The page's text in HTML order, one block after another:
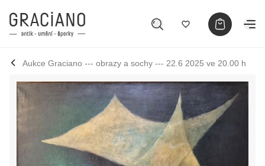
Aukce Graciano --- obrazy a sochy --- 22.6 2025 ve 20.00 h